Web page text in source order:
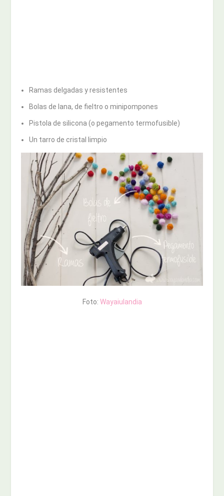
Ramas delgadas y resistentes
Bolas de lana, de fieltro o minipompones
Pistola de silicona (o pegamento termofusible)
Un tarro de cristal limpio
Foto: Wayaiulandia